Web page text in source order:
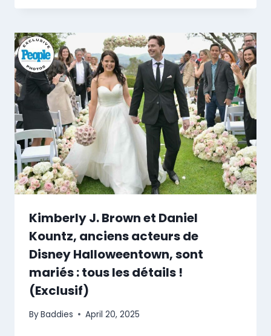
Kimberly J. Brown et Daniel
Kountz, anciens acteurs de
Disney Halloweentown, sont
mariés : tous les détails !
(Exclusif)
ByBaddies April 20, 2025